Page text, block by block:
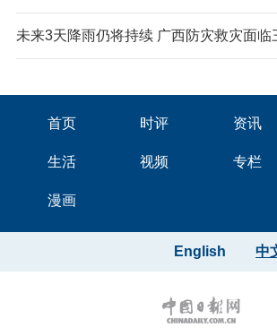
未来3天降雨仍将持续 广西防灾救灾面临
首页 时评 资讯
生活 视频 专栏
漫画
中
English